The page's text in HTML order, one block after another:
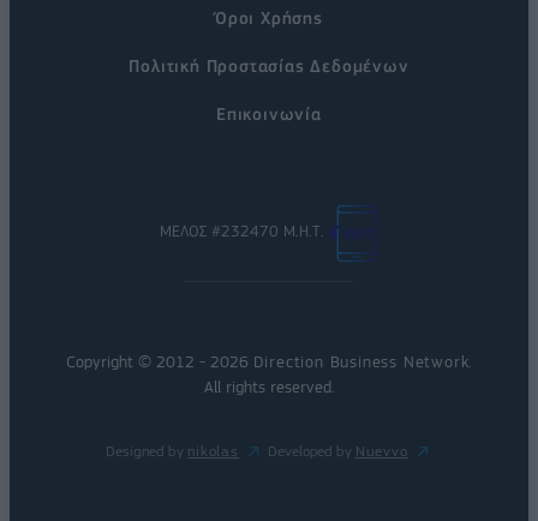
Όροι Χρήσης
Πολιτική Προστασίας Δεδομένων
Επικοινωνία
ΜΕΛΟΣ #232470 Μ.Η.Τ.
Copyright © 2012 - 2026 Direction Business Network
All rights reserved.
Designed by nikolas Developed by Nuevvo